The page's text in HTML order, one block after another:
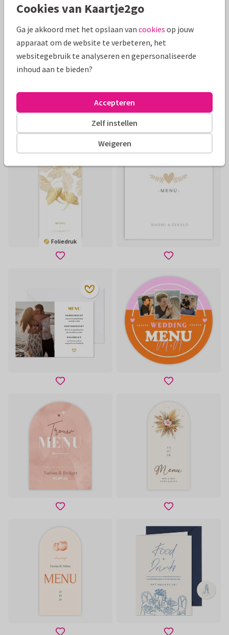
Foliedruk
Cookies van Kaartje2go
Ga je akkoord met het opslaan van cookies op jouw
apparaat om de website te verbeteren, het
websitegebruik te analyseren en gepersonaliseerde
inhoud aan te bieden?
Weigeren
Zelf instellen
Accepteren